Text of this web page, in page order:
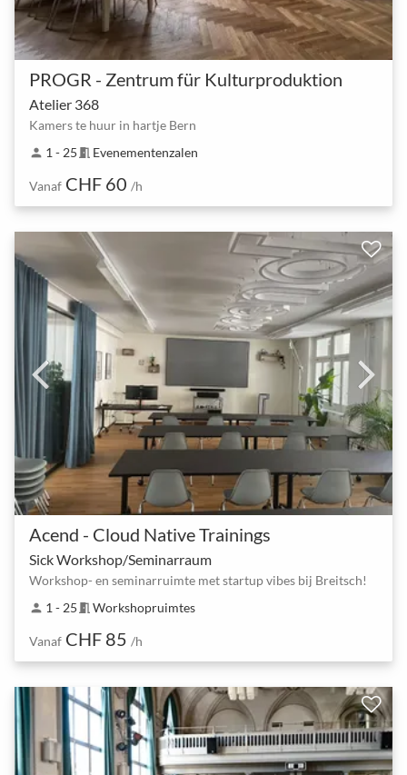
PROGR - Zentrum für Kulturproduktion
Atelier 368
Kamers te huur in hartje Bern
person 1 - 25 meeting_room Evenementenzalen
Vanaf CHF 60 /h
Acend - Cloud Native Trainings
Sick Workshop/Seminarraum
Workshop- en seminarruimte met startup vibes bij Breitsch!
person 1 - 25 meeting_room Workshopruimtes
Vanaf CHF 85 /h